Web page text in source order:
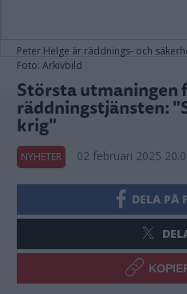
Peter Helge är räddnings- och
Foto: Arkivbild
Största utmaningen
räddningstjänsten:
krig"
NYHETER 02 februari 2025
DELA PÅ